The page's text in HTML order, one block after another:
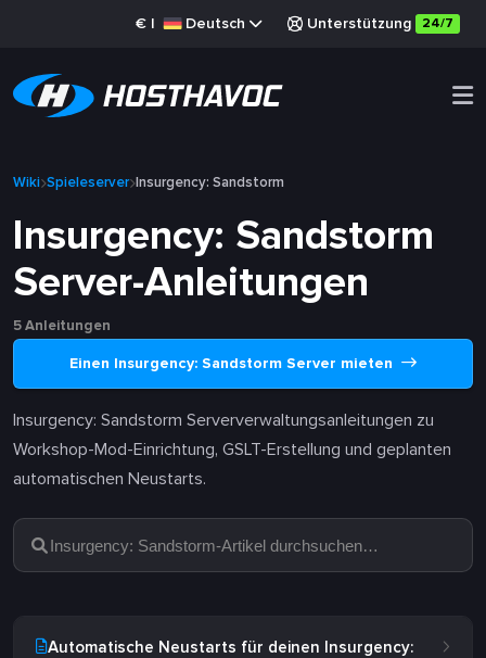
€ | Deutsch Unterstützung 24/7
Wiki Spieleserver Insurgency: Sandstorm
Insurgency: Sandstorm
Server-Anleitungen
5 Anleitungen
Einen Insurgency: Sandstorm Server mieten
Insurgency: Sandstorm Serververwaltungsanleitungen zu
Workshop-Mod-Einrichtung, GSLT-Erstellung und geplanten
automatischen Neustarts.
Automatische Neustarts für deinen Insurgency: